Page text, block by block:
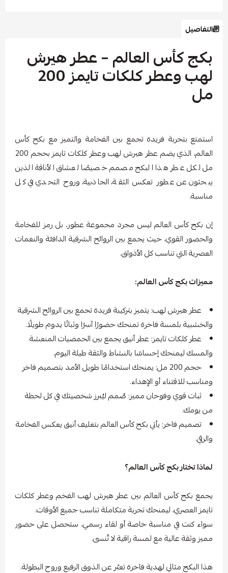
التفاصيل
بكج كأس العالم – عطر هيرش
لهب وعطر كلكات تايمز 200
مل
استمتع بتجربة فريدة تجمع بين الفخامة والتميز مع بكج كأس
العالم، الذي يضم عطر هيرش لهب وعطر كلكات تايمز بحجم 200
مل لكل عطر هذا البكج مصمم خصيصًا لعشاق الأناقة الذين
يبحثون عن عطور تعكس الثقة، الجاذبية، وروح التحدي في كل
مناسبة.
إن بكج كأس العالم ليس مجرد مجموعة عطور، بل رمز للفخامة
والحضور القوي، حيث يجمع بين الروائح الشرقية الدافئة والنغمات
العصرية التي تناسب كل الأذواق.
مميزات بكج كأس العالم:
عطر هيرش لهب: يتميز بتركيبة فريدة تجمع بين الروائح الشرقية
والخشبية بلمسة فاخرة تمنحك حضورًا آسرًا وثباتًا يدوم طويلًا.
عطر كلكات تايمز: عطر أنيق يجمع بين الحمضيات المنعشة
والمسك ليمنحك إحساسًا بالنشاط والثقة طيلة اليوم.
حجم 200 مل: يمنحك استخدامًا طويل الأمد بتصميم فاخر
ومناسب للاقتناء أو الإهداء.
ثبات قوي وفوحان مميز: صُمم ليُبرز شخصيتك في كل لحظة
من يومك.
تصميم فاخر: يأتي بكج كأس العالم بتغليف أنيق يعكس الفخامة
والرقي.
لماذا تختار بكج كأس العالم؟
يجمع بكج كأس العالم بين عطر هيرش لهب الفخم وعطر كلكات
تايمز العصري، ليمنحك تجربة متكاملة تناسب جميع الأوقات.
سواء كنت في مناسبة خاصة أو لقاء رسمي، ستحصل على حضور
مميز وثقة عالية مع لمسة راقية لا تُنسى.
هذا البكج مثالي لهدية فاخرة تعبّر عن الذوق الرفيع وروح البطولة.